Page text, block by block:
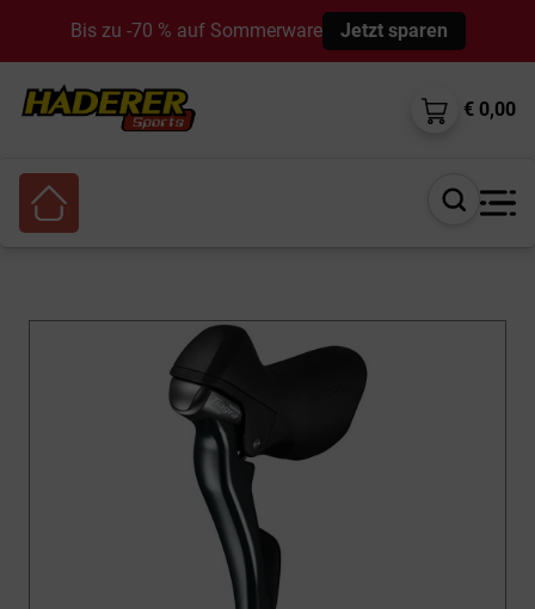
Bis zu -70 % auf Sommerware Jetzt sparen
€ 0,00
Suche